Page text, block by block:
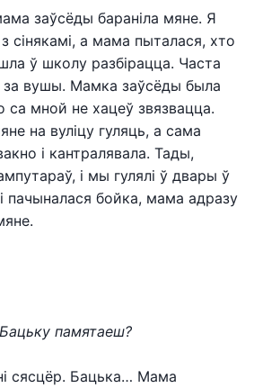
заўсёды бараніла мяне. Я
сінякамі, а мама пыталася, хто
ў школу разбірацца. Часта
за вушы. Мамка заўсёды была
са мной не хацеў звязвацца.
на вуліцу гуляць, а сама
і кантралявала. Тады,
і мы гулялі ў двары ў
пачыналася бойка, мама адразу
Бацьку памятаеш?
сясцёр. Бацька… Мама